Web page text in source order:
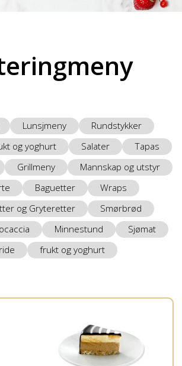
Lunsjmeny
Rundstykker
og yoghurt Salater
Tapas
Grillmeny
Mannskap og utstyr
Baguetter
Wraps
og Gryteretter
Smørbrød
Minnestund
Sjømat
frukt og yoghurt